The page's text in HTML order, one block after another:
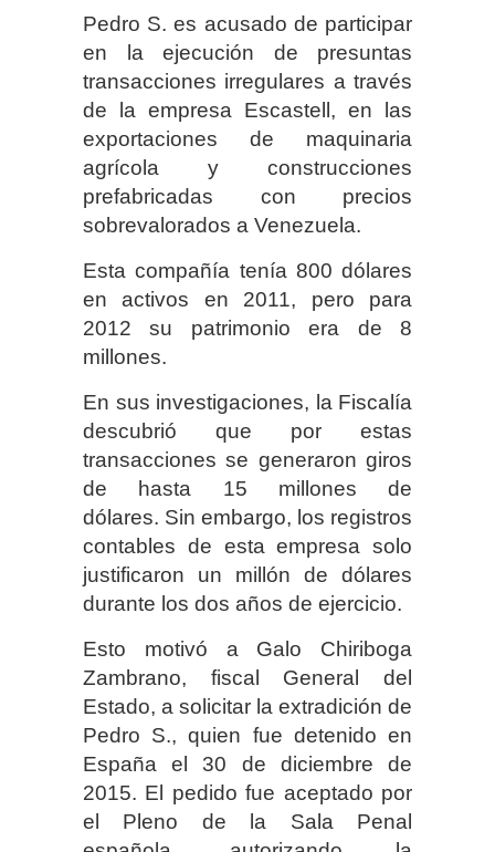
Pedro S. es acusado de participar
en la ejecución de presuntas
transacciones irregulares a través
de la empresa Escastell, en las
exportaciones de maquinaria
agrícola y construcciones
prefabricadas con precios
sobrevalorados a Venezuela.
Esta compañía tenía 800 dólares
en activos en 2011, pero para
2012 su patrimonio era de 8
millones.
En sus investigaciones, la Fiscalía
descubrió que por estas
transacciones se generaron giros
de hasta 15 millones de
dólares. Sin embargo, los registros
contables de esta empresa solo
justificaron un millón de dólares
durante los dos años de ejercicio.
Esto motivó a Galo Chiriboga
Zambrano, fiscal General del
Estado, a solicitar la extradición de
Pedro S., quien fue detenido en
España el 30 de diciembre de
2015. El pedido fue aceptado por
el Pleno de la Sala Penal